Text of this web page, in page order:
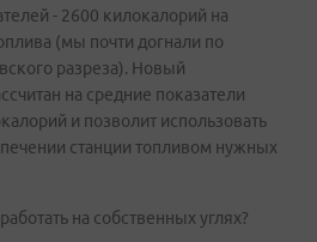
- 2600 килокалорий на
(мы почти догнали по
разреза). Новый
на средние показатели
и позволит использовать
станции топливом нужных
на собственных углях?